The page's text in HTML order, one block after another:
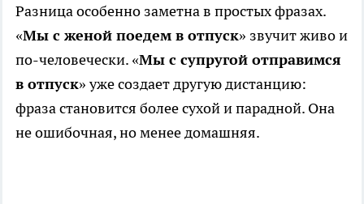
Разница особенно заметна в простых фразах.
«Мы с женой поедем в отпуск» звучит живо и
по-человечески. «Мы с супругой отправимся
в отпуск» уже создает другую дистанцию:
фраза становится более сухой и парадной. Она
не ошибочная, но менее домашняя.